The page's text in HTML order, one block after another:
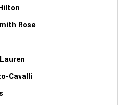
Rose
Cavalli